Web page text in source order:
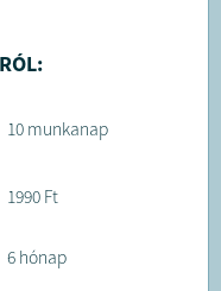
10 munkanap
1990 Ft
6 hónap